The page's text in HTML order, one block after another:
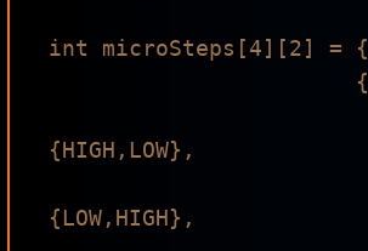
int microSteps[4][2] = {
{HIGH,LOW},
{LOW,HIGH},